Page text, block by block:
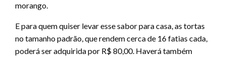
morango.
E para quem quiser levar esse sabor para casa, as tortas
no tamanho padrão, que rendem cerca de 16 fatias cada,
poderá ser adquirida por R$ 80,00. Haverá também